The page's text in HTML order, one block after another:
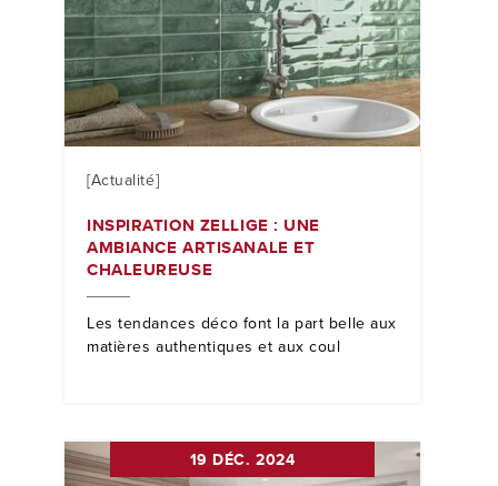
[Actualité]
INSPIRATION ZELLIGE : UNE
AMBIANCE ARTISANALE ET
CHALEUREUSE
Les tendances déco font la part belle aux
matières authentiques et aux coul
19 DÉC. 2024